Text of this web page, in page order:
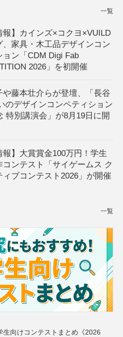
一覧
報】カインズ×コクヨ×VUILD
、家具・木工品デザインコン
ョン「CDM Digi Fab
2026」を初開催
や藤本壮介らが登壇、「長谷
のデザインコンペティション
特別講演会」が8月19日に開
報】大賞賞金100万円！学生
コンテスト「サイゲームス ク
ィブコンテスト2026」が開催
一覧
生向けコンテストまとめ《2026